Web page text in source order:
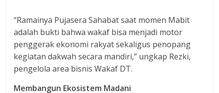
“Ramainya Pujasera Sahabat saat momen Mabit
adalah bukti bahwa wakaf bisa menjadi motor
penggerak ekonomi rakyat sekaligus penopang
kegiatan dakwah secara mandiri,” ungkap Rezki,
pengelola area bisnis Wakaf DT.
Membangun Ekosistem Madani